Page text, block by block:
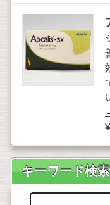
キーワード検索